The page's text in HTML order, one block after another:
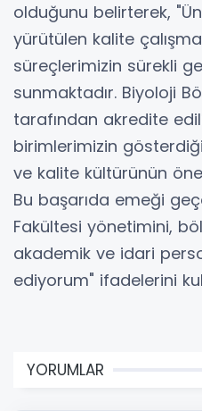
olduğunu belirterek,
yürütülen kalite
süreçlerimizin sürekli
sunmaktadır. Biyoloji
tarafından akredite
birimlerimizin
ve kalite kültürünün
Bu başarıda emeği
Fakültesi yönetimini,
akademik ve idari
ediyorum" ifadelerini
YORUMLAR